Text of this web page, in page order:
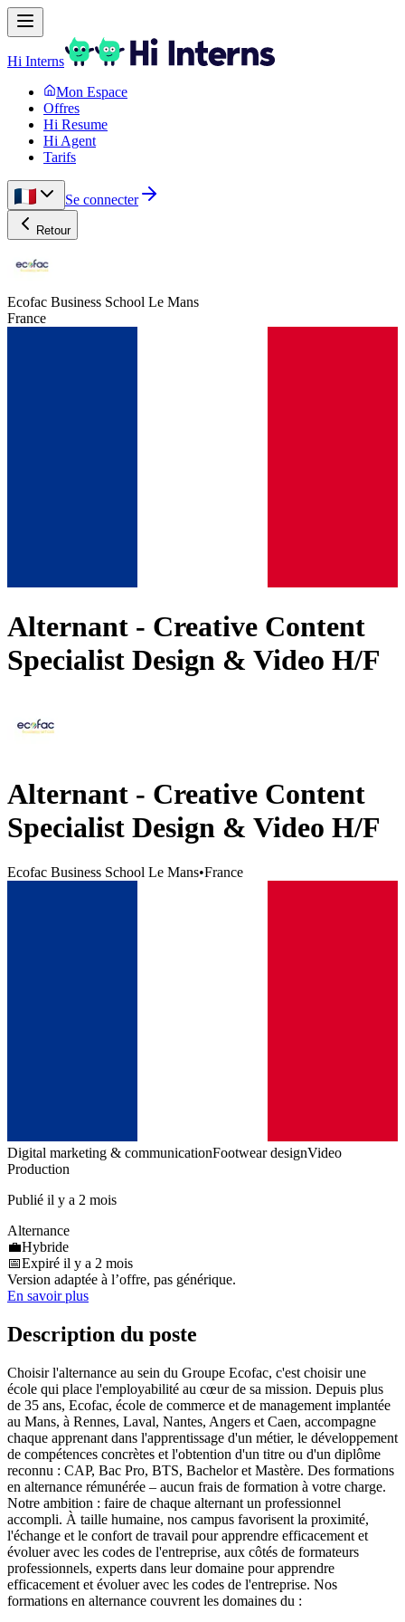
Hi Interns
Mon Espace
Offres
Hi Resume
Hi Agent
Tarifs
Se connecter
Retour
Ecofac Business School Le Mans
France
Alternant - Creative Content
Specialist Design & Video H/F
Alternant - Creative Content
Specialist Design & Video H/F
Ecofac Business School Le Mans•France
Digital marketing & communicationFootwear designVideo
Production
Publié il y a 2 mois
Alternance
💼Hybride
📅Expiré il y a 2 mois
Version adaptée à l’offre, pas générique.
En savoir plus
Description du poste
Choisir l'alternance au sein du Groupe Ecofac, c'est choisir une
école qui place l'employabilité au cœur de sa mission. Depuis plus
de 35 ans, Ecofac, école de commerce et de management implantée
au Mans, à Rennes, Laval, Nantes, Angers et Caen, accompagne
chaque apprenant dans l'apprentissage d'un métier, le développement
de compétences concrètes et l'obtention d'un titre ou d'un diplôme
reconnu : CAP, Bac Pro, BTS, Bachelor et Mastère. Des formations
en alternance rémunérée – aucun frais de formation à votre charge.
Notre ambition : faire de chaque alternant un professionnel
accompli. À taille humaine, nos campus favorisent la proximité,
l'échange et le confort de travail pour apprendre efficacement et
évoluer avec les codes de l'entreprise, aux côtés de formateurs
professionnels, experts dans leur domaine pour apprendre
efficacement et évoluer avec les codes de l'entreprise. Nos
formations en alternance couvrent les domaines du :